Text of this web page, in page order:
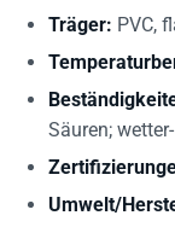
Träger: PVC,
Säuren;
Umwelt/